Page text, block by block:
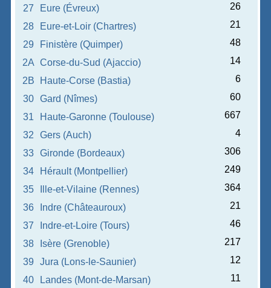
27 Eure (Évreux)
26
28
Eure-et-Loir (Chartres)
21
29
Finistère (Quimper)
48
2A Corse-du-Sud (Ajaccio)
14
2B
Haute-Corse (Bastia)
6
30
Gard (Nîmes)
60
31
Haute-Garonne (Toulouse)
667
32
Gers (Auch)
4
33
Gironde (Bordeaux)
306
34
Hérault (Montpellier)
249
35
Ille-et-Vilaine (Rennes)
364
36
Indre (Châteauroux)
21
37
Indre-et-Loire (Tours)
46
38
Isère (Grenoble)
217
39
Jura (Lons-le-Saunier)
12
40
Landes (Mont-de-Marsan)
11